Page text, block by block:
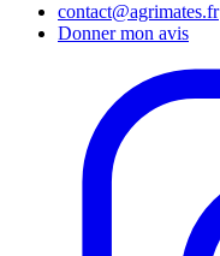
contact@agrimates.fr
Donner mon avis